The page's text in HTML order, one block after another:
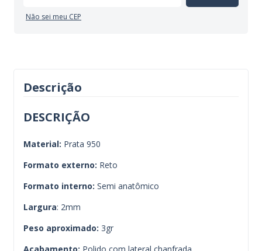
Não sei meu CEP
Descrição
DESCRIÇÃO
Material: Prata 950
Formato externo: Reto
Formato interno: Semi anatômico
Largura: 2mm
Peso aproximado: 3gr
Acabamento: Polido com lateral chanfrada